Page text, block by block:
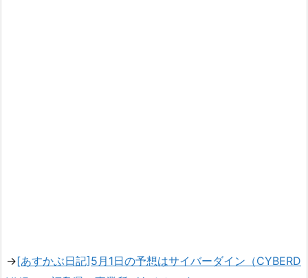
→[あすかぶ日記]5月1日の予想はサイバーダイン（CYBERD